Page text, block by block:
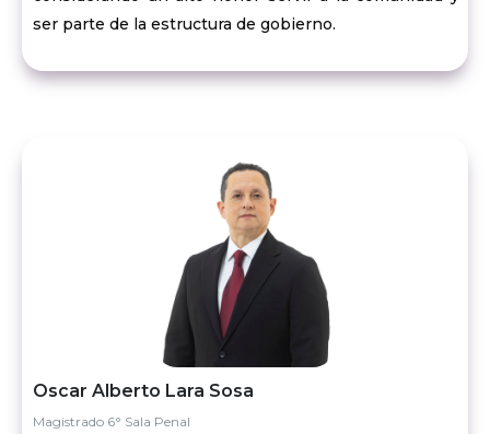
ser parte de la estructura de gobierno.
Oscar Alberto Lara Sosa
Magistrado 6° Sala Penal